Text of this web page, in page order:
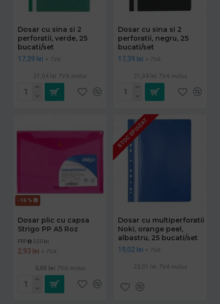
Dosar cu sina si 2
perforatii, verde, 25
bucati/set
17,39 lei + TVA
21,04 lei TVA inclus
Dosar cu sina si 2
perforatii, negru, 25
bucati/set
17,39 lei + TVA
21,04 lei TVA inclus
-16 %
Dosar plic cu capsa
Strigo PP A5 Roz
PRP 3,50 lei
2,93 lei + TVA
3,55 lei TVA inclus
STOC EPUIZAT
Dosar cu multiperforatii
Noki, orange peel,
albastru, 25 bucati/set
19,02 lei + TVA
23,01 lei TVA inclus